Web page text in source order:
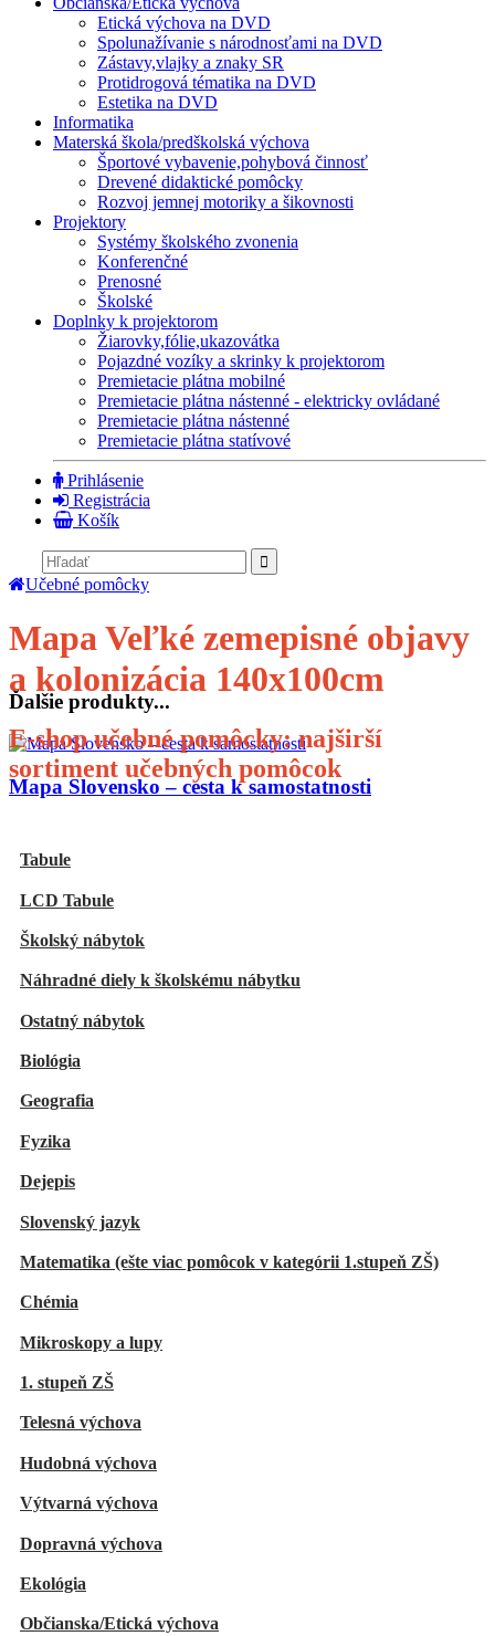
Etická výchova na DVD
Spolunažívanie s národnosťami na DVD
Zástavy,vlajky a znaky SR
Protidrogová tématika na DVD
Estetika na DVD
Informatika
Materská škola/predškolská výchova
Športové vybavenie,pohybová činnosť
Drevené didaktické pomôcky
Rozvoj jemnej motoriky a šikovnosti
Projektory
Systémy školského zvonenia
Konferenčné
Prenosné
Školské
Doplnky k projektorom
Žiarovky,fólie,ukazovátka
Pojazdné vozíky a skrinky k projektorom
Premietacie plátna mobilné
Premietacie plátna nástenné - elektricky ovládané
Premietacie plátna nástenné
Premietacie plátna statívové
Prihlásenie
Registrácia
Košík
Učebné pomôcky
Mapa Veľké zemepisné objavy
a kolonizácia 140x100cm
E-shop učebné pomôcky: najširší
sortiment učebných pomôcok
Tabule
LCD Tabule
Školský nábytok
Náhradné diely k školskému nábytku
Ostatný nábytok
Biológia
Geografia
Fyzika
Dejepis
Slovenský jazyk
Matematika (ešte viac pomôcok v kategórii 1.stupeň ZŠ)
Chémia
Mikroskopy a lupy
1. stupeň ZŠ
Telesná výchova
Hudobná výchova
Výtvarná výchova
Dopravná výchova
Ekológia
Občianska/Etická výchova
Ďalšie produkty...
Mapa Slovensko – cesta k samostatnosti